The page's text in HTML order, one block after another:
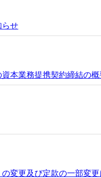
らせ
本業務提携契約締結の概
変更及び定款の一部変